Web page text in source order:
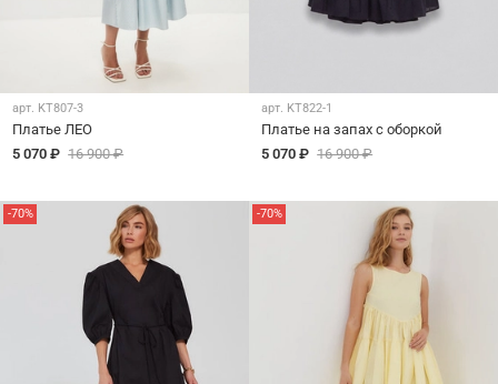
арт. KT807-3
Платье ЛЕО
5 070 ₽ 16 900 ₽
арт. KT822-1
Платье на запах с оборкой
5 070 ₽ 16 900 ₽
-70% -70%